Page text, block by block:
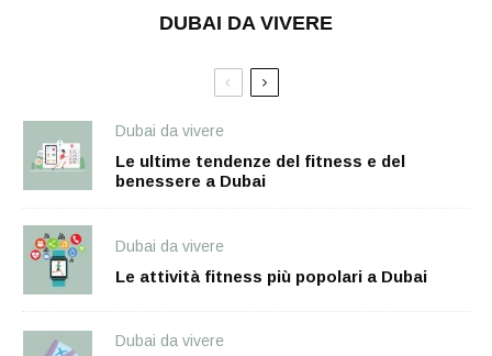
DUBAI DA VIVERE
Dubai da vivere
Le ultime tendenze del fitness e del
benessere a Dubai
Dubai da vivere
Le attività fitness più popolari a Dubai
Dubai da vivere